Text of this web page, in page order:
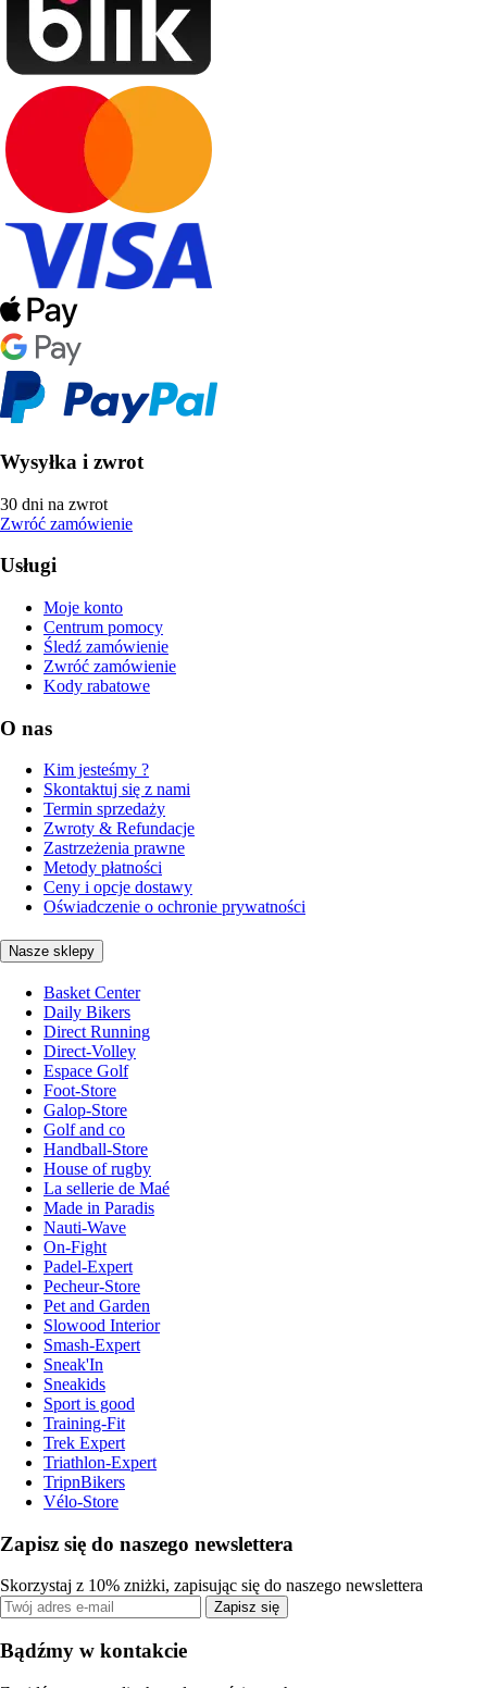
Wysyłka i zwrot
30 dni na zwrot
Zwróć zamówienie
Usługi
Moje konto
Centrum pomocy
Śledź zamówienie
Zwróć zamówienie
Kody rabatowe
O nas
Kim jesteśmy ?
Skontaktuj się z nami
Termin sprzedaży
Zwroty & Refundacje
Zastrzeżenia prawne
Metody płatności
Ceny i opcje dostawy
Oświadczenie o ochronie prywatności
Nasze sklepy
Basket Center
Daily Bikers
Direct Running
Direct-Volley
Espace Golf
Foot-Store
Galop-Store
Golf and co
Handball-Store
House of rugby
La sellerie de Maé
Made in Paradis
Nauti-Wave
On-Fight
Padel-Expert
Pecheur-Store
Pet and Garden
Slowood Interior
Smash-Expert
Sneak'In
Sneakids
Sport is good
Training-Fit
Trek Expert
Triathlon-Expert
TripnBikers
Vélo-Store
Zapisz się do naszego newslettera
Skorzystaj z 10% zniżki, zapisując się do naszego newslettera
Zapisz się
Bądźmy w kontakcie